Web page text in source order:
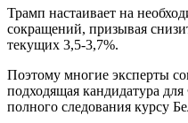
Трамп настаивает на
сокращений, призывая
текущих 3,5-3,7%.
Поэтому многие эксперты
подходящая кандидатура
полного следования курсу